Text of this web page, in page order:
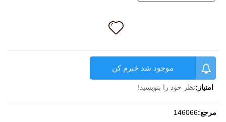
موجود شد خبرم کن
امتیاز:نظر خود را بنویسید!
مرجع:146066